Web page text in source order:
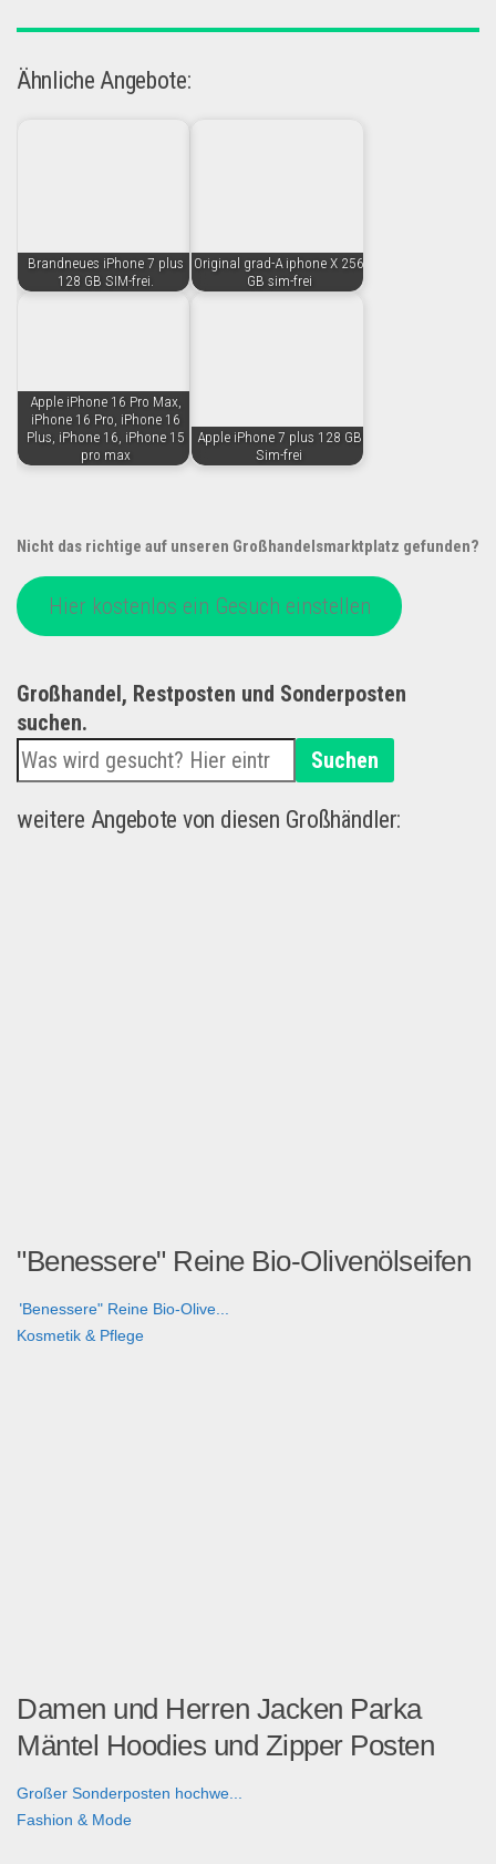
Ähnliche Angebote:
Brandneues iPhone 7 plus
128 GB SIM-frei.
Original grad-A iphone X 256
GB sim-frei
Apple iPhone 16 Pro Max,
iPhone 16 Pro, iPhone 16
Plus, iPhone 16, iPhone 15
pro max
Apple iPhone 7 plus 128 GB
Sim-frei
Nicht das richtige auf unseren Großhandelsmarktplatz gefunden?
Hier kostenlos ein Gesuch einstellen
Großhandel, Restposten und Sonderposten
suchen.
Suchen
weitere Angebote von diesen Großhändler:
"Benessere" Reine Bio-Olivenölseifen
"Benessere" Reine Bio-Olive...
Kosmetik & Pflege
Damen und Herren Jacken Parka
Mäntel Hoodies und Zipper Posten
Großer Sonderposten hochwe...
Fashion & Mode